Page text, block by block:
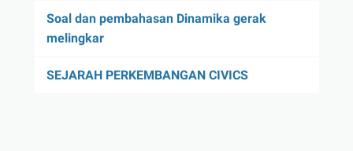
Soal dan pembahasan Dinamika gerak
melingkar
SEJARAH PERKEMBANGAN CIVICS